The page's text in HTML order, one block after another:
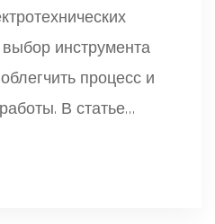
инструмента
процесс и
В статье
кабелей, их